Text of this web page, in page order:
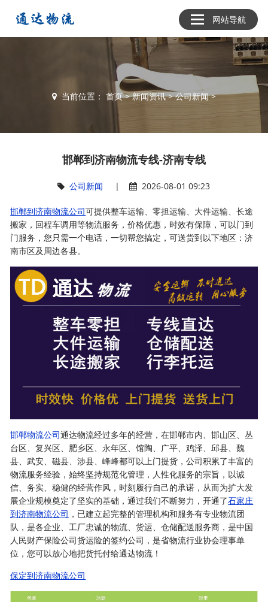
网站导航
当前位置： 首页>新闻资讯>公司新闻>
邯郸到济南物流专线-济南专线
公司新闻 | 2026-08-01 09:23
邯郸到济南物流公司可提供整车运输、零担运输、大件运输、长途
搬家，回程车调用等物流服务，价格优惠，时效有保障，可以门到
门服务，您只需一个电话，一切帮您搞定，可送货到以下地区：济
南市区及周边各县。
邯郸物流公司通达物流经过多年的经营，在邯郸市内、邯山区、丛
台区、复兴区、肥乡区、永年区、馆陶、广平、鸡泽、邱县、魏
县、武安、磁县、涉县、峰峰都可以上门提货，公司积累了丰富的
物流服务经验，始终坚持规范化管理，人性化服务的宗旨，以诚
信、务实、稳健的经营作风，时刻履行自己的承诺，从而为扩大发
展企业规模奠定了坚实的基础，通过我们不断努力，开通了石家庄
到济南物流公司 ，已建立起完整的管理机构和服务有专业物流团
队，是各企业、工厂忠诚的物流、货运、仓储配送服务商，是中国
人民财产保险公司货运险的签约公司，是省物流行业协会理事单
位，您可以放心地把货托付给通达物流！
保定到济南物流公司